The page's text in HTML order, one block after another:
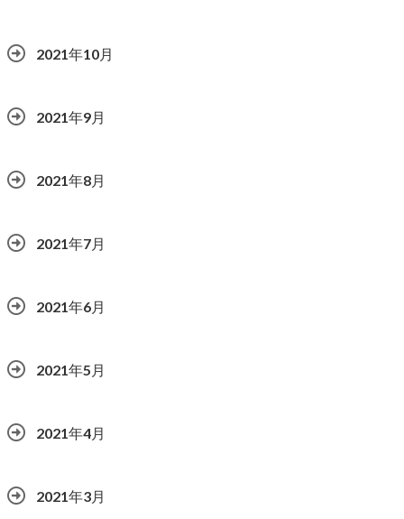
2021年10月
2021年9月
2021年8月
2021年7月
2021年6月
2021年5月
2021年4月
2021年3月